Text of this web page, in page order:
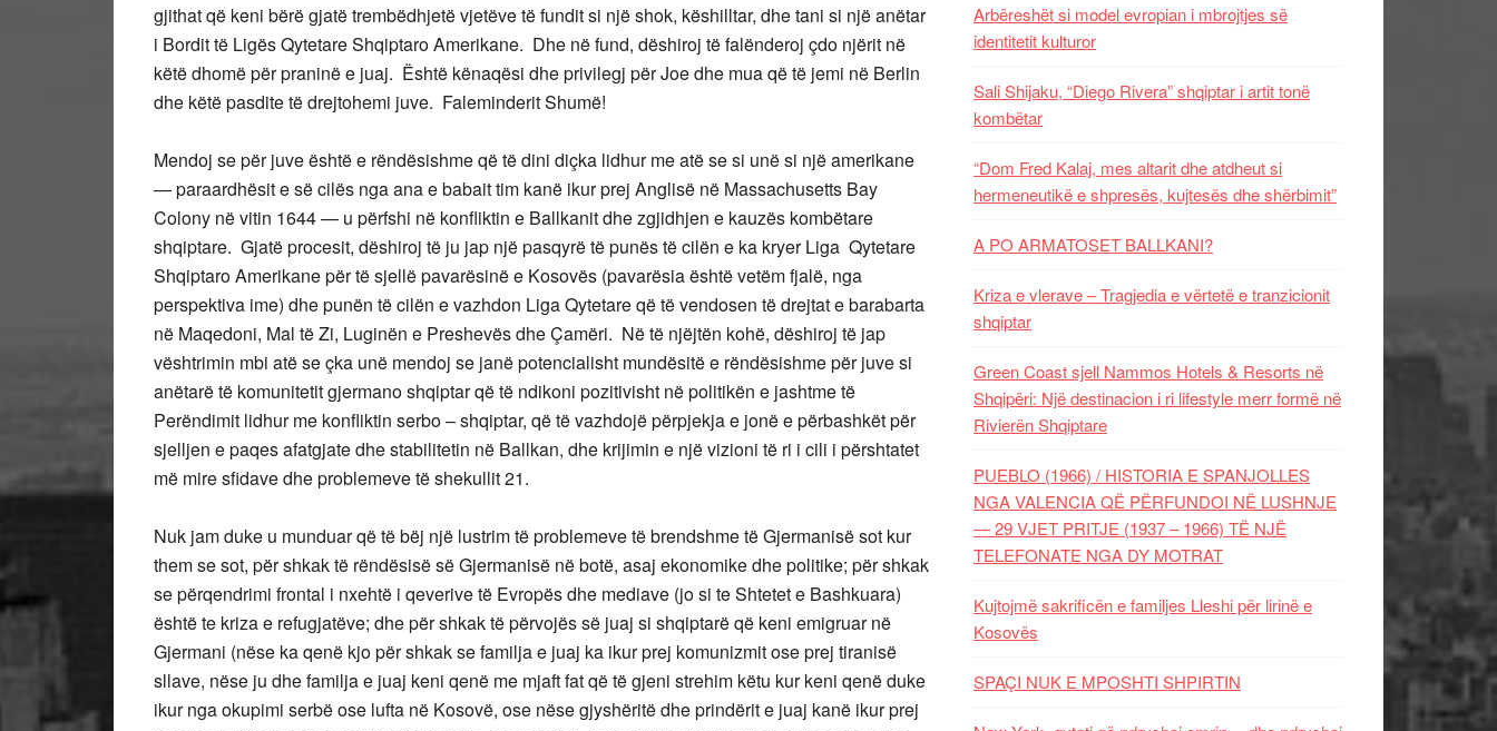
gjithat që keni bërë gjatë trembëdhjetë vjetëve të fundit si një shok, këshilltar, dhe tani si një anëtar
i Bordit të Ligës Qytetare Shqiptaro Amerikane. Dhe në fund, dëshiroj të falënderoj çdo njërit në
këtë dhomë për praninë e juaj. Është kënaqësi dhe privilegj për Joe dhe mua që të jemi në Berlin
dhe këtë pasdite të drejtohemi juve. Faleminderit Shumë!
Mendoj se për juve është e rëndësishme që të dini diçka lidhur me atë se si unë si një amerikane
— paraardhësit e së cilës nga ana e babait tim kanë ikur prej Anglisë në Massachusetts Bay
Colony në vitin 1644 — u përfshi në konfliktin e Ballkanit dhe zgjidhjen e kauzës kombëtare
shqiptare. Gjatë procesit, dëshiroj të ju jap një pasqyrë të punës të cilën e ka kryer Liga Qytetare
Shqiptaro Amerikane për të sjellë pavarësinë e Kosovës (pavarësia është vetëm fjalë, nga
perspektiva ime) dhe punën të cilën e vazhdon Liga Qytetare që të vendosen të drejtat e barabarta
në Maqedoni, Mal të Zi, Luginën e Preshevës dhe Çamëri. Në të njëjtën kohë, dëshiroj të jap
vështrimin mbi atë se çka unë mendoj se janë potencialisht mundësitë e rëndësishme për juve si
anëtarë të komunitetit gjermano shqiptar që të ndikoni pozitivisht në politikën e jashtme të
Perëndimit lidhur me konfliktin serbo – shqiptar, që të vazhdojë përpjekja e jonë e përbashkët për
sjelljen e paqes afatgjate dhe stabilitetin në Ballkan, dhe krijimin e një vizioni të ri i cili i përshtatet
më mire sfidave dhe problemeve të shekullit 21.
Nuk jam duke u munduar që të bëj një lustrim të problemeve të brendshme të Gjermanisë sot kur
them se sot, për shkak të rëndësisë së Gjermanisë në botë, asaj ekonomike dhe politike; për shkak
se përqendrimi frontal i nxehtë i qeverive të Evropës dhe mediave (jo si te Shtetet e Bashkuara)
është te kriza e refugjatëve; dhe për shkak të përvojës së juaj si shqiptarë që keni emigruar në
Gjermani (nëse ka qenë kjo për shkak se familja e juaj ka ikur prej komunizmit ose prej tiranisë
sllave, nëse ju dhe familja e juaj keni qenë me mjaft fat që të gjeni strehim këtu kur keni qenë duke
ikur nga okupimi serbë ose lufta në Kosovë, ose nëse gjyshëritë dhe prindërit e juaj kanë ikur prej
Arbëreshët si model evropian i mbrojtjes së
identitetit kulturor
Sali Shijaku, “Diego Rivera” shqiptar i artit tonë
kombëtar
“Dom Fred Kalaj, mes altarit dhe atdheut si
hermeneutikë e shpresës, kujtesës dhe shërbimit”
A PO ARMATOSET BALLKANI?
Kriza e vlerave – Tragjedia e vërtetë e tranzicionit
shqiptar
Green Coast sjell Nammos Hotels & Resorts në
Shqipëri: Një destinacion i ri lifestyle merr formë në
Rivierën Shqiptare
PUEBLO (1966) / HISTORIA E SPANJOLLES
NGA VALENCIA QË PËRFUNDOI NË LUSHNJE
— 29 VJET PRITJE (1937 – 1966) TË NJË
TELEFONATE NGA DY MOTRAT
Kujtojmë sakrificën e familjes Lleshi për lirinë e
Kosovës
SPAÇI NUK E MPOSHTI SHPIRTIN